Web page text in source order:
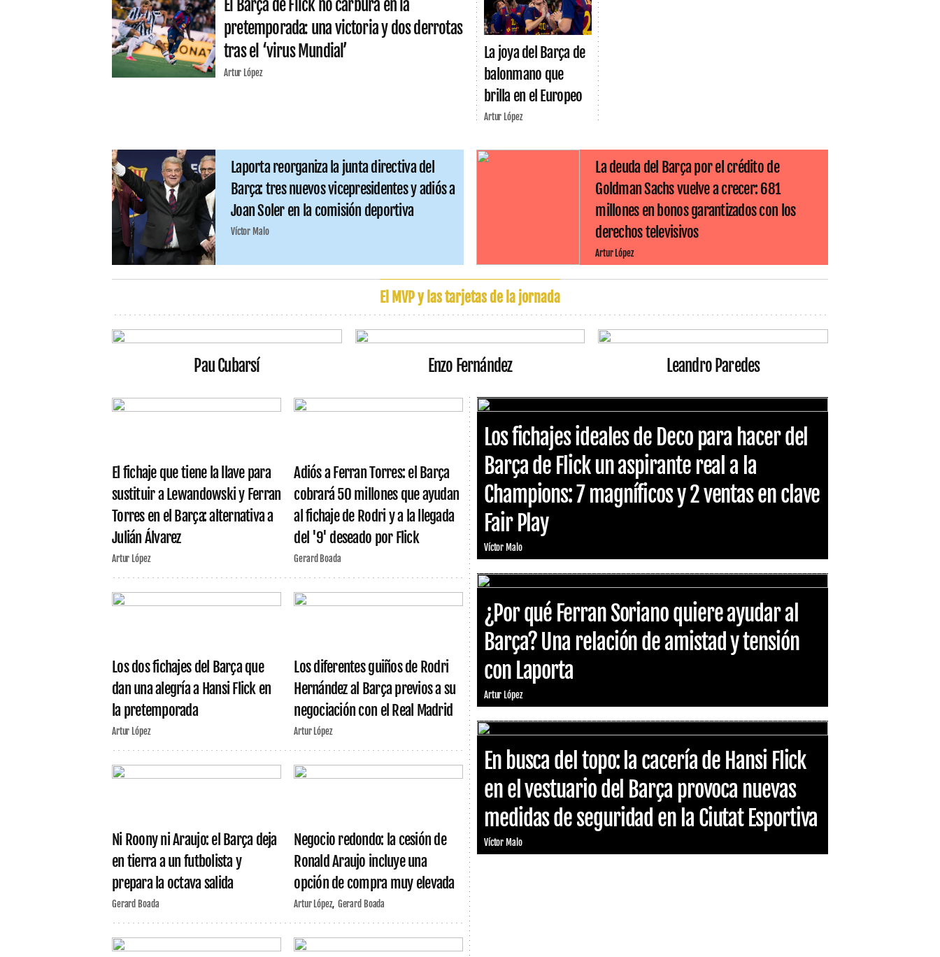
El Barça de Flick no carbura en la
pretemporada: una victoria y dos derrotas
tras el ‘virus Mundial’
Artur López
La joya del Barça de
balonmano que
brilla en el Europeo
Artur López
Laporta reorganiza la junta directiva del
Barça: tres nuevos vicepresidentes y adiós a
Joan Soler en la comisión deportiva
Víctor Malo
La deuda del Barça por el crédito de
Goldman Sachs vuelve a crecer: 681
millones en bonos garantizados con los
derechos televisivos
Artur López
El MVP y las tarjetas de la jornada
Pau Cubarsí Enzo Fernández Leandro Paredes
El fichaje que tiene la llave para
sustituir a Lewandowski y Ferran
Torres en el Barça: alternativa a
Julián Álvarez
Artur López
Adiós a Ferran Torres: el Barça
cobrará 50 millones que ayudan
al fichaje de Rodri y a la llegada
del '9' deseado por Flick
Gerard Boada
Los dos fichajes del Barça que
dan una alegría a Hansi Flick en
la pretemporada
Artur López
Los diferentes guiños de Rodri
Hernández al Barça previos a su
negociación con el Real Madrid
Artur López
Ni Roony ni Araujo: el Barça deja
en tierra a un futbolista y
prepara la octava salida
Gerard Boada
Negocio redondo: la cesión de
Ronald Araujo incluye una
opción de compra muy elevada
Artur López Gerard Boada
Los fichajes ideales de Deco para hacer del
Barça de Flick un aspirante real a la
Champions: 7 magníficos y 2 ventas en clave
Fair Play
Víctor Malo
¿Por qué Ferran Soriano quiere ayudar al
Barça? Una relación de amistad y tensión
con Laporta
Artur López
En busca del topo: la cacería de Hansi Flick
en el vestuario del Barça provoca nuevas
medidas de seguridad en la Ciutat Esportiva
Víctor Malo